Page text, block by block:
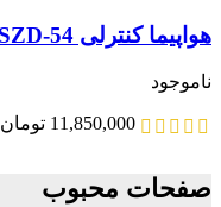
هواپیما کنترلی Arrows SZD-54
ناموجود
11,850,000 تومان
صفحات محبوب